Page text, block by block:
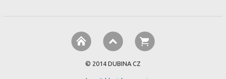
© 2014 DUBINA CZ